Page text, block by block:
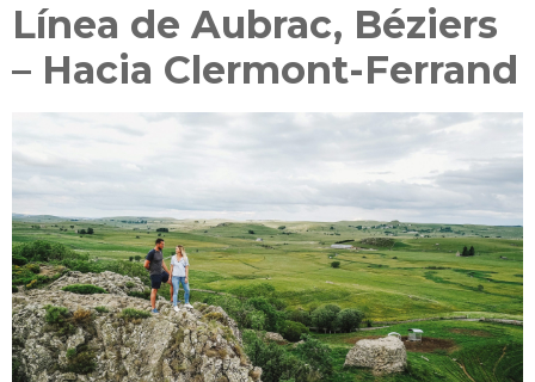
Línea de Aubrac, Béziers
– Hacia Clermont-Ferrand